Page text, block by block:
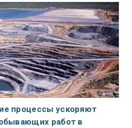
процессы ускоряют
работ в